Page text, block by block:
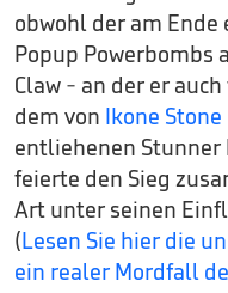
obwohl der am
Popup Powerbombs
Claw - an der er
dem von Ikone
entliehenen Stunner
feierte den Sieg
Art unter seinen
(Lesen Sie hier die
ein realer Mordfall